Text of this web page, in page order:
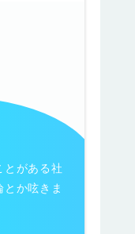
とがある社
か呟きま